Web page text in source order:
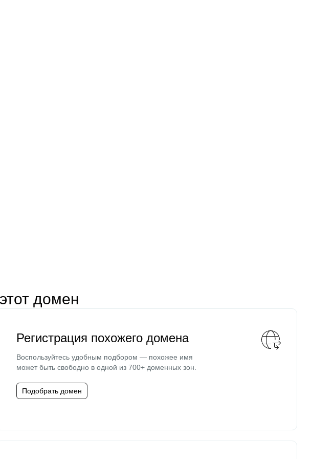
домен
Регистрация похожего домена
Воспользуйтесь удобным подбором — похожее имя
может быть свободно в одной из 700+ доменных зон.
Подобрать домен